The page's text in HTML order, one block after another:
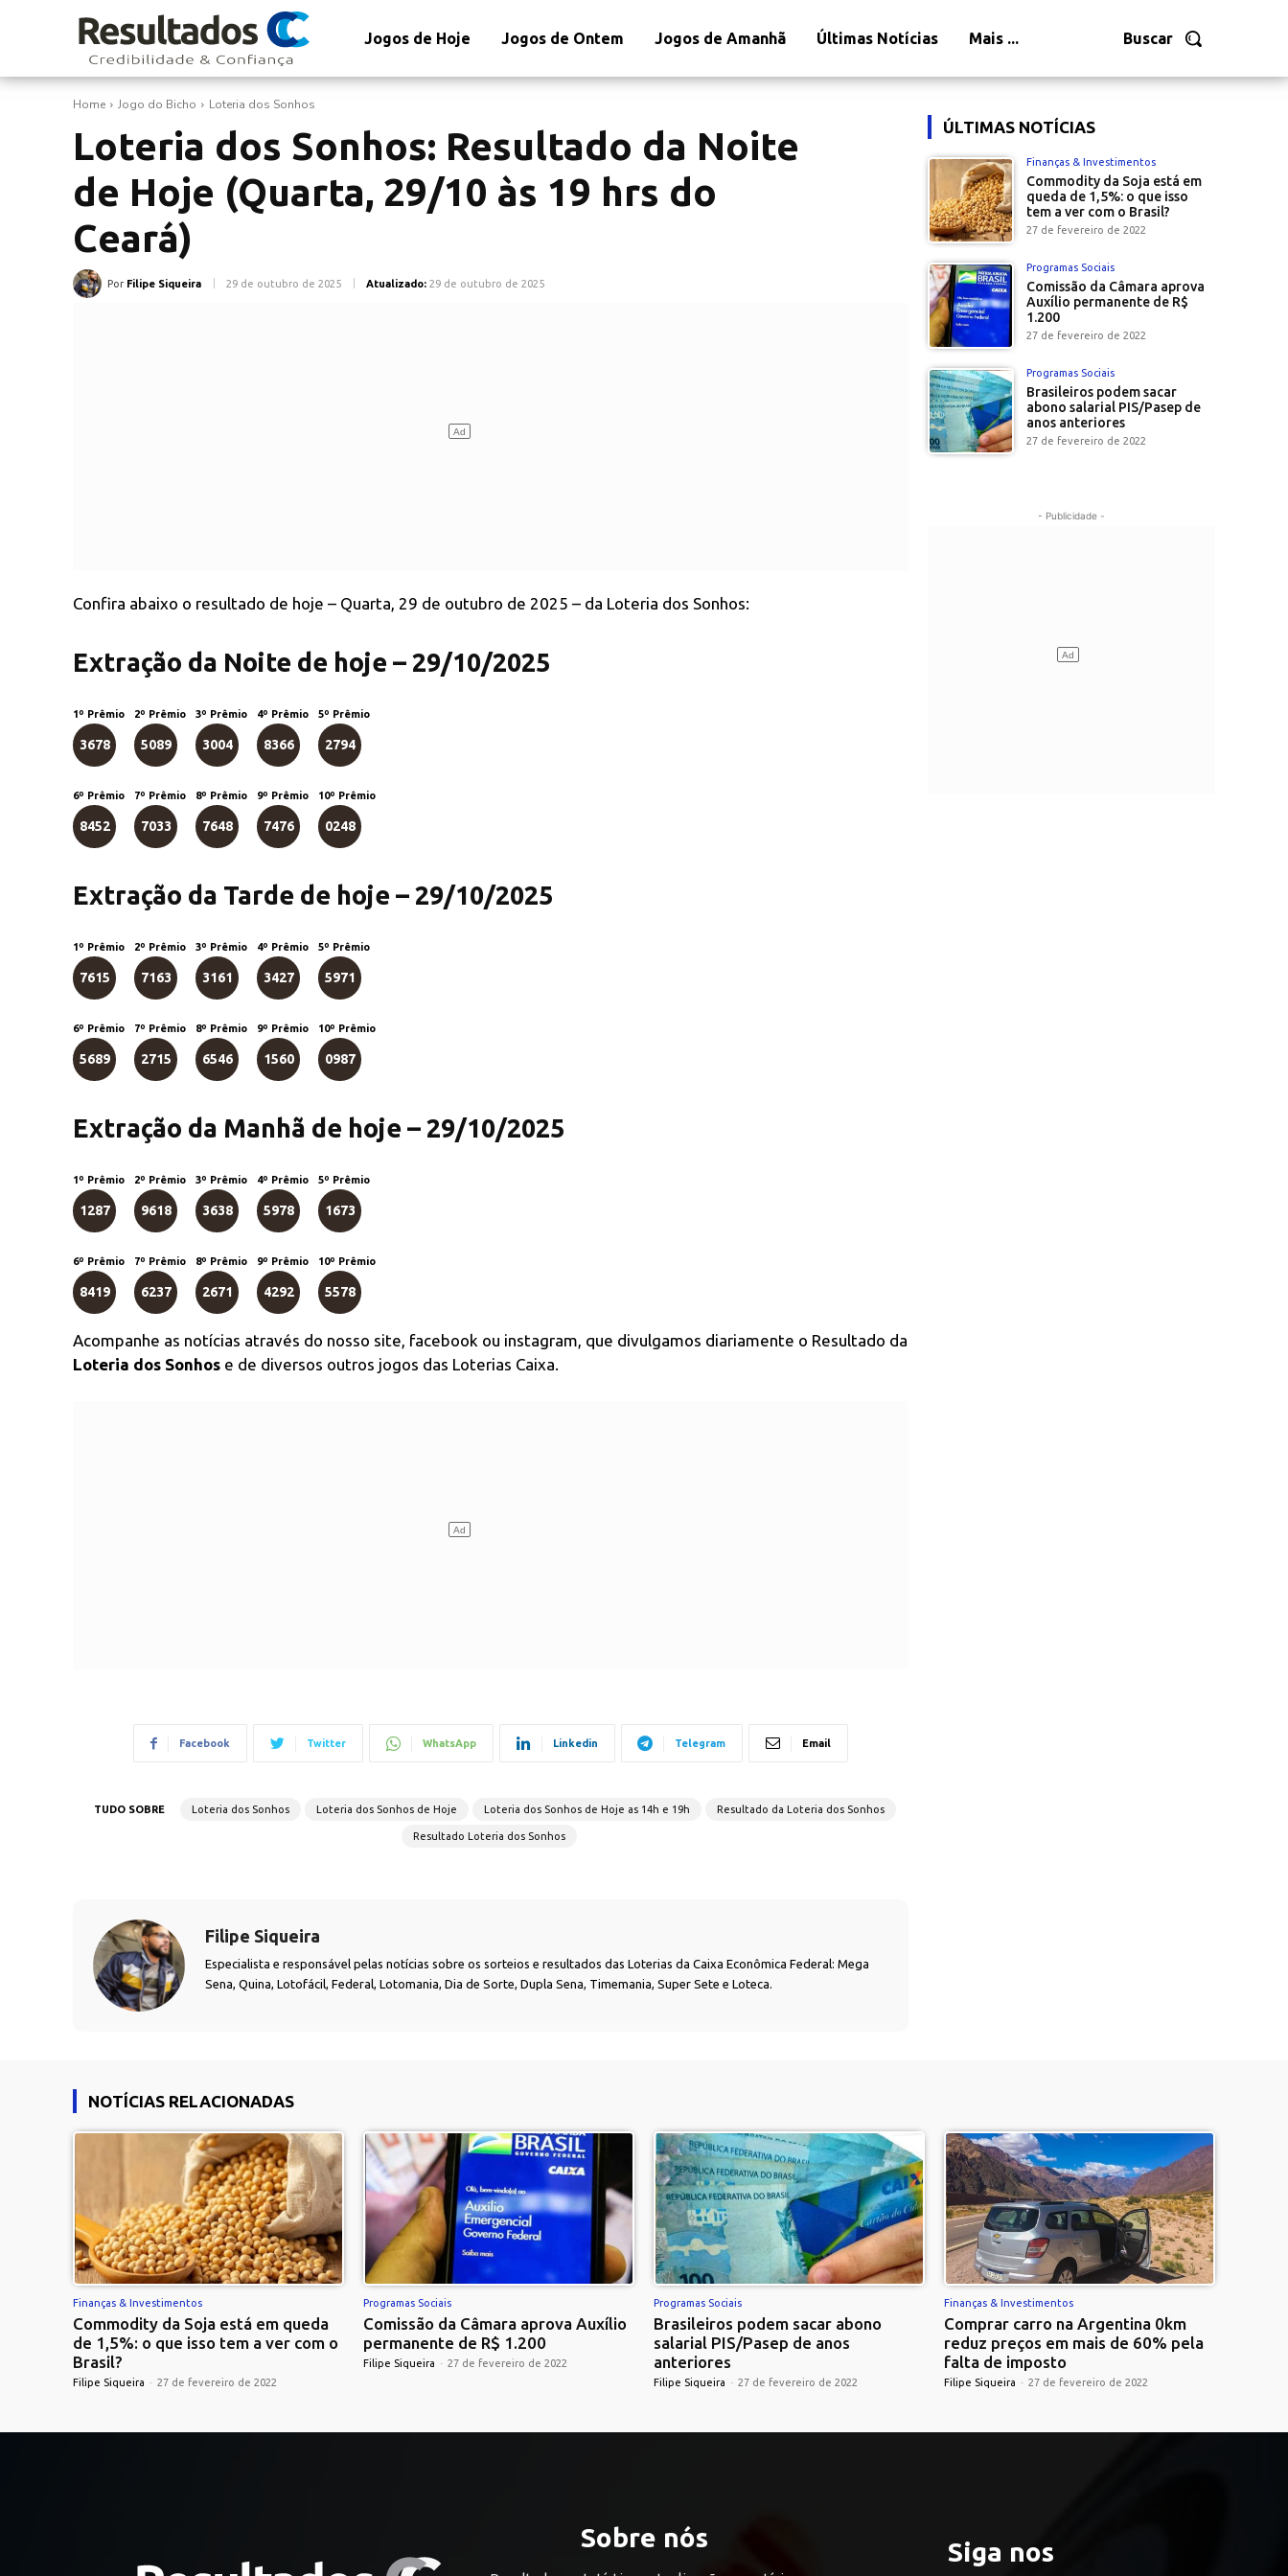
Buscar
Jogos de Hoje Jogos de Ontem Jogos de Amanhã Últimas Notícias Mais ...
Home Jogo do Bicho Loteria dos Sonhos
Loteria dos Sonhos: Resultado da Noite
de Hoje (Quarta, 29/10 às 19 hrs do
Ceará)
Por Filipe Siqueira 29 de outubro de 2025 Atualizado: 29 de outubro de 2025
Confira abaixo o resultado de hoje – Quarta, 29 de outubro de 2025 – da Loteria dos Sonhos:
Extração da Noite de hoje – 29/10/2025
1º Prêmio
3678
2º Prêmio
5089
3º Prêmio
3004
4º Prêmio
8366
5º Prêmio
2794
6º Prêmio
8452
7º Prêmio
7033
8º Prêmio
7648
9º Prêmio
7476
10º Prêmio
0248
Extração da Tarde de hoje – 29/10/2025
1º Prêmio
7615
2º Prêmio
7163
3º Prêmio
3161
4º Prêmio
3427
5º Prêmio
5971
6º Prêmio
5689
7º Prêmio
2715
8º Prêmio
6546
9º Prêmio
1560
10º Prêmio
0987
Extração da Manhã de hoje – 29/10/2025
1º Prêmio
1287
2º Prêmio
9618
3º Prêmio
3638
4º Prêmio
5978
5º Prêmio
1673
6º Prêmio
8419
7º Prêmio
6237
8º Prêmio
2671
9º Prêmio
4292
10º Prêmio
5578
Acompanhe as notícias através do nosso site, facebook ou instagram, que divulgamos diariamente o Resultado da
Loteria dos Sonhos e de diversos outros jogos das Loterias Caixa.
Facebook Twitter WhatsApp Linkedin Telegram Email
TUDO SOBRE Loteria dos Sonhos Loteria dos Sonhos de Hoje Loteria dos Sonhos de Hoje as 14h e 19h Resultado da Loteria dos Sonhos
Resultado Loteria dos Sonhos
Filipe Siqueira
Especialista e responsável pelas notícias sobre os sorteios e resultados das Loterias da Caixa Econômica Federal: Mega
Sena, Quina, Lotofácil, Federal, Lotomania, Dia de Sorte, Dupla Sena, Timemania, Super Sete e Loteca.
ÚLTIMAS NOTÍCIAS
Finanças & Investimentos
Commodity da Soja está em
queda de 1,5%: o que isso
tem a ver com o Brasil?
27 de fevereiro de 2022
Programas Sociais
Comissão da Câmara aprova
Auxílio permanente de R$
1.200
27 de fevereiro de 2022
Programas Sociais
Brasileiros podem sacar
abono salarial PIS/Pasep de
anos anteriores
27 de fevereiro de 2022
- Publicidade -
NOTÍCIAS RELACIONADAS
Finanças & Investimentos
Commodity da Soja está em queda
de 1,5%: o que isso tem a ver com o
Brasil?
Filipe Siqueira - 27 de fevereiro de 2022
Programas Sociais
Comissão da Câmara aprova Auxílio
permanente de R$ 1.200
Filipe Siqueira - 27 de fevereiro de 2022
Programas Sociais
Brasileiros podem sacar abono
salarial PIS/Pasep de anos
anteriores
Filipe Siqueira - 27 de fevereiro de 2022
Finanças & Investimentos
Comprar carro na Argentina 0km
reduz preços em mais de 60% pela
falta de imposto
Filipe Siqueira - 27 de fevereiro de 2022
Sobre nós Siga nos